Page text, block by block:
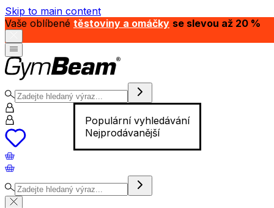
Skip to main content
Vaše oblíbené těstoviny a omáčky se slevou až 20 %
Populární vyhledávání
Nejprodávanější